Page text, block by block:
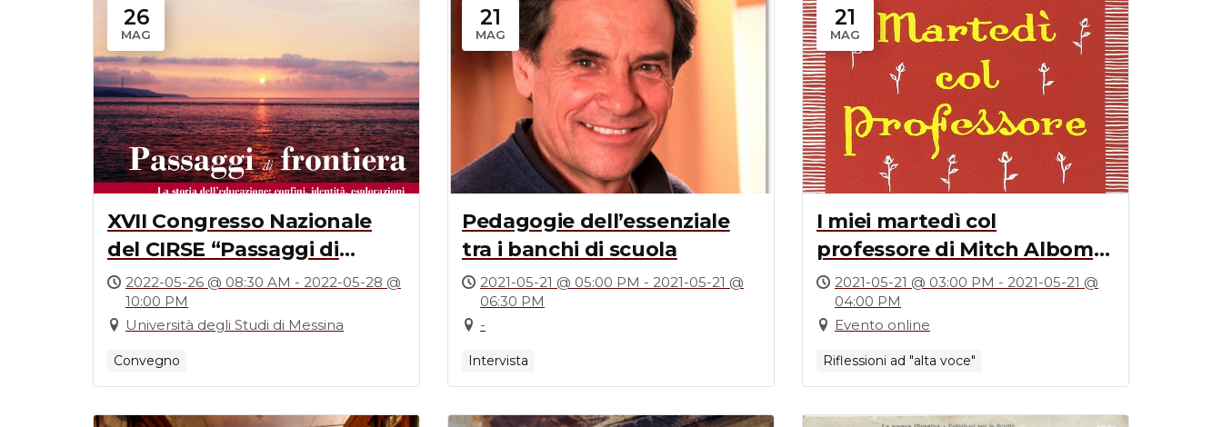
26
MAG
XVII Congresso Nazionale
del CIRSE “Passaggi di
frontiera. La storia
dell’educazione: confini,
identità, esplorazioni”
2022-05-26 @ 08:30 AM - 2022-05-28 @
10:00 PM
Università degli Studi di Messina
Convegno
21
MAG
Pedagogie dell’essenziale
tra i banchi di scuola
2021-05-21 @ 05:00 PM - 2021-05-21 @
06:30 PM
-
Intervista
21
MAG
I miei martedì col
professore di Mitch Albom,
una riflessione pedagogica
2021-05-21 @ 03:00 PM - 2021-05-21 @
04:00 PM
Evento online
Riflessioni ad "alta voce"